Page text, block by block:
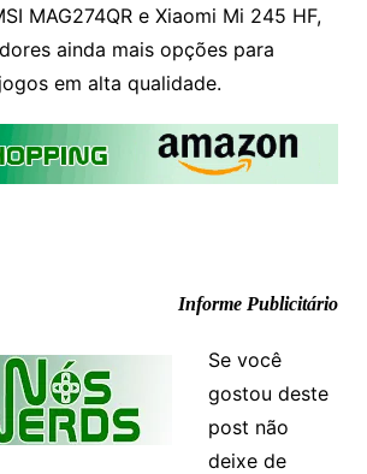
MAG274QR e Xiaomi Mi 245 HF,
ainda mais opções para
em alta qualidade.
Informe Publicitário
Se você
gostou deste
post não
deixe de